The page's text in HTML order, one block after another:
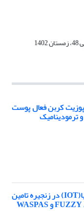
توسط بایو-کامپوزیت کربن فعال پوست
ترمودینامیک
بررسی عوامل موثر بر پذیرش اینترنت اشیا(IOT) در زنجیره تامین